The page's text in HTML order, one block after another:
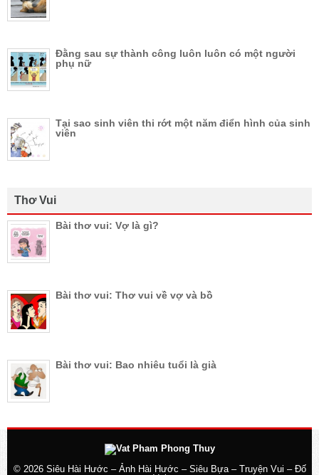
Đằng sau sự thành công luôn luôn có một người
phụ nữ
Tại sao sinh viên thi rớt một năm điển hình của sinh
viên
Thơ Vui
Bài thơ vui: Vợ là gì?
Bài thơ vui: Thơ vui về vợ và bồ
Bài thơ vui: Bao nhiêu tuổi là già
© 2026 Siêu Hài Hước – Ảnh Hài Hước – Siêu Bựa – Truyện Vui – Đố